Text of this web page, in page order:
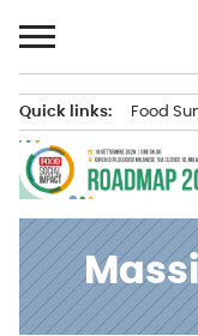
al
contenuto
principale
Quick links: Food